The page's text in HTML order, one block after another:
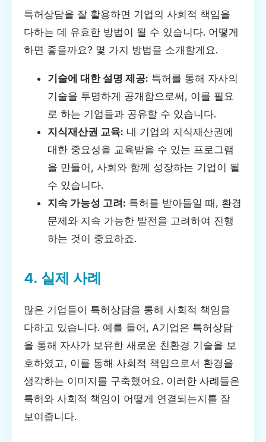
특허상담을 잘 활용하면 기업의 사회적 책임을
다하는 데 유효한 방법이 될 수 있습니다. 어떻게
하면 좋을까요? 몇 가지 방법을 소개할게요.
기술에 대한 설명 제공: 특허를 통해 자사의
기술을 투명하게 공개함으로써, 이를 필요
로 하는 기업들과 공유할 수 있습니다.
지식재산권 교육: 내 기업의 지식재산권에
대한 중요성을 교육받을 수 있는 프로그램
을 만들어, 사회와 함께 성장하는 기업이 될
수 있습니다.
지속 가능성 고려: 특허를 받아들일 때, 환경
문제와 지속 가능한 발전을 고려하여 진행
하는 것이 중요하죠.
4. 실제 사례
많은 기업들이 특허상담을 통해 사회적 책임을
다하고 있습니다. 예를 들어, A기업은 특허상담
을 통해 자사가 보유한 새로운 친환경 기술을 보
호하였고, 이를 통해 사회적 책임으로서 환경을
생각하는 이미지를 구축했어요. 이러한 사례들은
특허와 사회적 책임이 어떻게 연결되는지를 잘
보여줍니다.